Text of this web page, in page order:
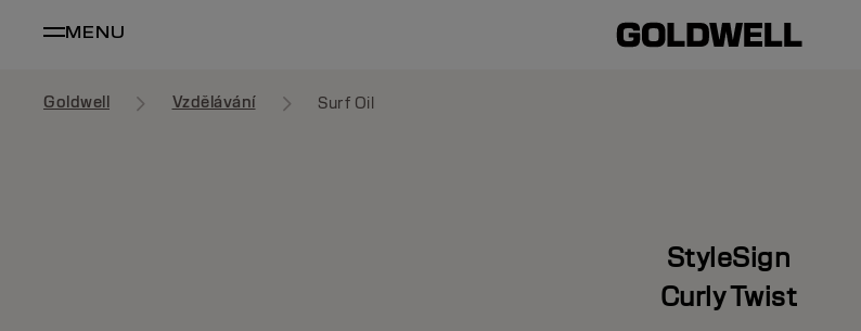
MENU
Goldwell Vzdělávání Surf Oil
StyleSign
Curly Twist